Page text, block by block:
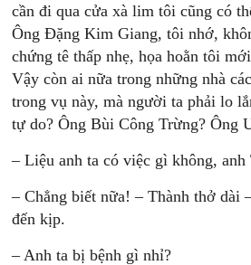
cần đi qua cửa xà lim tôi cũng có
Ông Ðặng Kim Giang, tôi nhớ,
chứng tê thấp nhẹ, họa hoằn tôi
Vậy còn ai nữa trong những nhà
trong vụ này, mà người ta phải lo
tự do? Ông Bùi Công Trừng? Ông
– Liệu anh ta có việc gì không, anh
– Chẳng biết nữa! – Thành thở dài
đến kịp.
– Anh ta bị bệnh gì nhỉ?